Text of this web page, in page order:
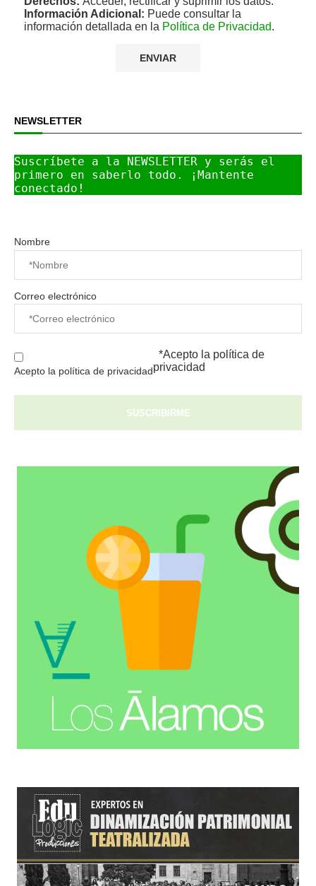
Información Adicional: Puede consultar la
información detallada en la Política de Privacidad.
NEWSLETTER
Suscríbete a la NEWSLETTER y serás el
primero en saberlo todo. ¡Mantente
conectado!
Nombre
Correo electrónico
Acepto la política de privacidad
*Acepto la política de
privacidad